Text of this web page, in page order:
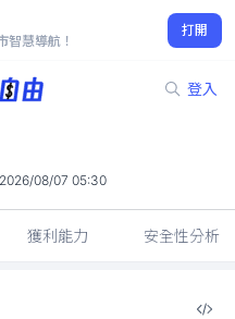
智慧導航！
打開
登入
2026/08/07 05:30
獲利能力 安全性分析